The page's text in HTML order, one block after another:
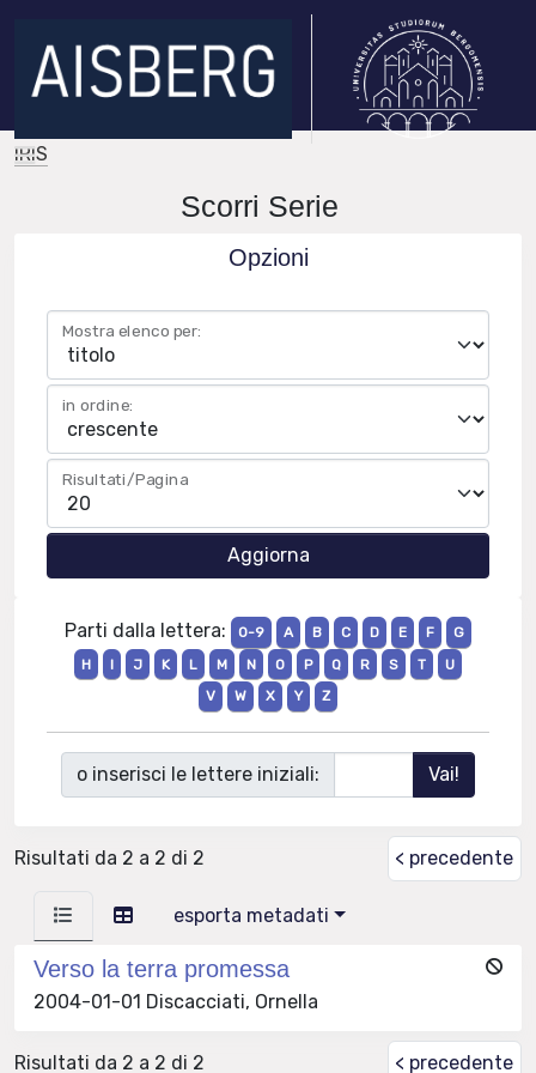
IRIS
Scorri Serie
Opzioni
Mostra elenco per:
in ordine:
Risultati/Pagina
Parti dalla lettera: 0-9 A B C D E F
G
H
I J K L M N O P Q R S T
U
V
W X Y Z
o inserisci le lettere iniziali:
Risultati da 2 a 2 di 2 < precedente
esporta metadati
Verso la terra promessa
2004-01-01 Discacciati, Ornella
Risultati da 2 a 2 di 2 < precedente